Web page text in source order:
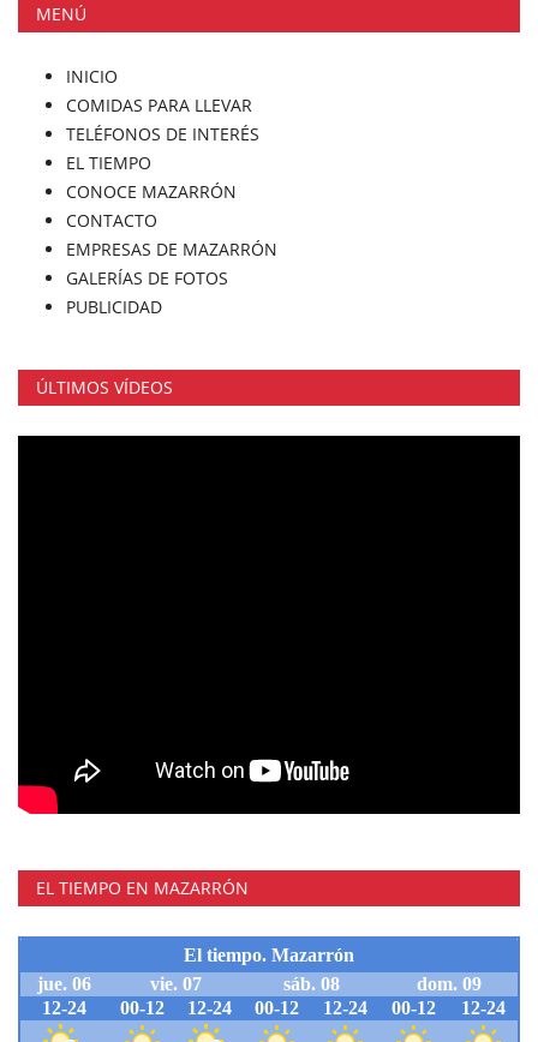
MENÚ
INICIO
COMIDAS PARA LLEVAR
TELÉFONOS DE INTERÉS
EL TIEMPO
CONOCE MAZARRÓN
CONTACTO
EMPRESAS DE MAZARRÓN
GALERÍAS DE FOTOS
PUBLICIDAD
ÚLTIMOS VÍDEOS
EL TIEMPO EN MAZARRÓN